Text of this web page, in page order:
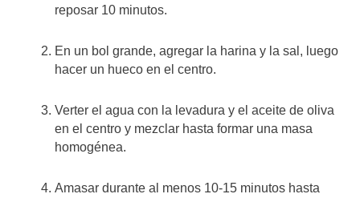
reposar 10 minutos.
En un bol grande, agregar la harina y la sal, luego
hacer un hueco en el centro.
Verter el agua con la levadura y el aceite de oliva
en el centro y mezclar hasta formar una masa
homogénea.
Amasar durante al menos 10-15 minutos hasta